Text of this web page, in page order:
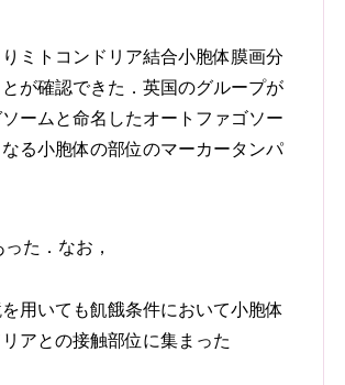
ミトコンドリア結合小胞体膜画分
が確認できた．英国のグループが
ームと命名したオートファゴソー
る小胞体の部位のマーカータンパ
た．なお，
用いても飢餓条件において小胞体
アとの接触部位に集まった